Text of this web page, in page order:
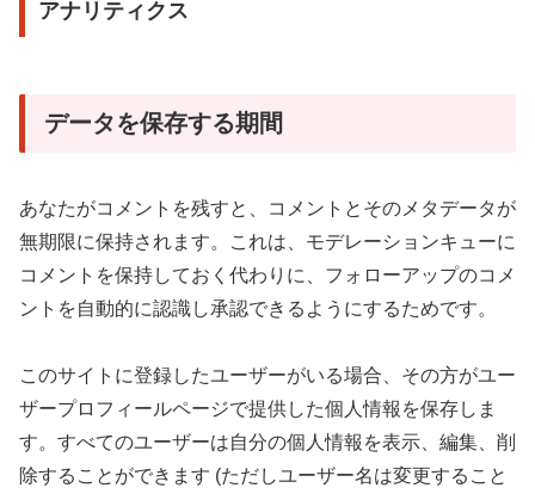
アナリティクス
データを保存する期間
あなたがコメントを残すと、コメントとそのメタデータが
無期限に保持されます。これは、モデレーションキューに
コメントを保持しておく代わりに、フォローアップのコメ
ントを自動的に認識し承認できるようにするためです。
このサイトに登録したユーザーがいる場合、その方がユー
ザープロフィールページで提供した個人情報を保存しま
す。すべてのユーザーは自分の個人情報を表示、編集、削
除することができます (ただしユーザー名は変更すること